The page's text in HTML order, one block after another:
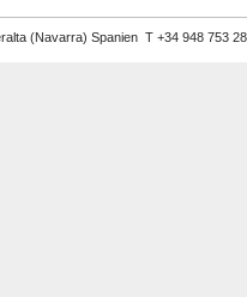
(Navarra) Spanien T +34 948 753